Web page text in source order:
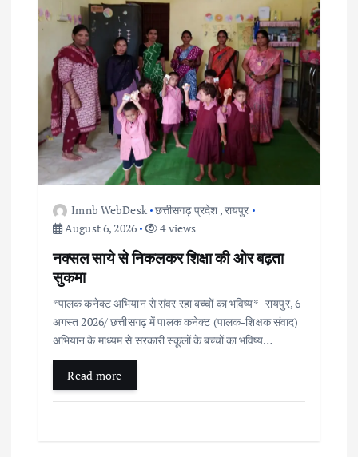
Imnb WebDesk छत्तीसगढ़ प्रदेश ,रायपुर
August 6, 2026
4 views
नक्सल साये से निकलकर शिक्षा की ओर बढ़ता
सुकमा
*पालक कनेक्ट अभियान से संवर रहा बच्चों का भविष्य* रायपुर, 6
अगस्त 2026/ छत्तीसगढ़ में पालक कनेक्ट (पालक-शिक्षक संवाद)
अभियान के माध्यम से सरकारी स्कूलों के बच्चों का भविष्य…
Read more